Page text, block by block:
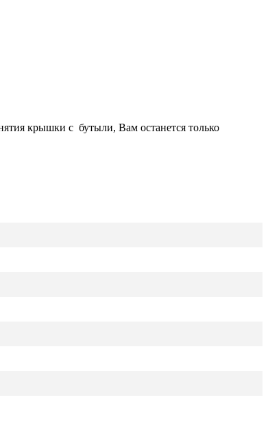
крышки с бутыли, Вам останется только